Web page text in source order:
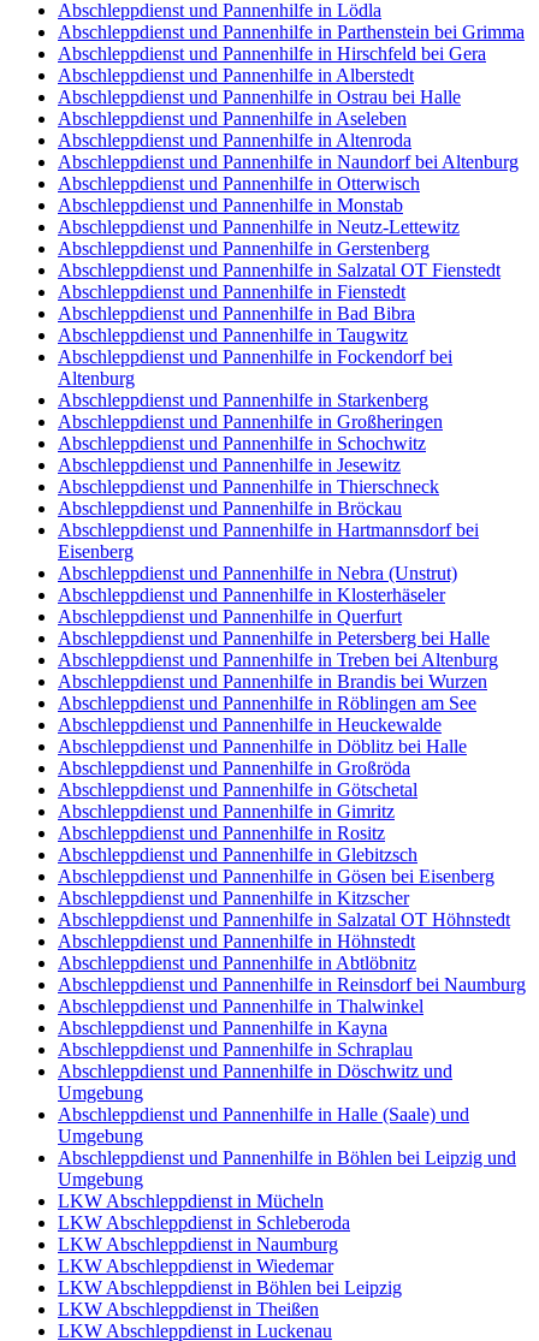
Abschleppdienst und Pannenhilfe in Lödla
Abschleppdienst und Pannenhilfe in Parthenstein bei Grimma
Abschleppdienst und Pannenhilfe in Hirschfeld bei Gera
Abschleppdienst und Pannenhilfe in Alberstedt
Abschleppdienst und Pannenhilfe in Ostrau bei Halle
Abschleppdienst und Pannenhilfe in Aseleben
Abschleppdienst und Pannenhilfe in Altenroda
Abschleppdienst und Pannenhilfe in Naundorf bei Altenburg
Abschleppdienst und Pannenhilfe in Otterwisch
Abschleppdienst und Pannenhilfe in Monstab
Abschleppdienst und Pannenhilfe in Neutz-Lettewitz
Abschleppdienst und Pannenhilfe in Gerstenberg
Abschleppdienst und Pannenhilfe in Salzatal OT Fienstedt
Abschleppdienst und Pannenhilfe in Fienstedt
Abschleppdienst und Pannenhilfe in Bad Bibra
Abschleppdienst und Pannenhilfe in Taugwitz
Abschleppdienst und Pannenhilfe in Fockendorf bei
Altenburg
Abschleppdienst und Pannenhilfe in Starkenberg
Abschleppdienst und Pannenhilfe in Großheringen
Abschleppdienst und Pannenhilfe in Schochwitz
Abschleppdienst und Pannenhilfe in Jesewitz
Abschleppdienst und Pannenhilfe in Thierschneck
Abschleppdienst und Pannenhilfe in Bröckau
Abschleppdienst und Pannenhilfe in Hartmannsdorf bei
Eisenberg
Abschleppdienst und Pannenhilfe in Nebra (Unstrut)
Abschleppdienst und Pannenhilfe in Klosterhäseler
Abschleppdienst und Pannenhilfe in Querfurt
Abschleppdienst und Pannenhilfe in Petersberg bei Halle
Abschleppdienst und Pannenhilfe in Treben bei Altenburg
Abschleppdienst und Pannenhilfe in Brandis bei Wurzen
Abschleppdienst und Pannenhilfe in Röblingen am See
Abschleppdienst und Pannenhilfe in Heuckewalde
Abschleppdienst und Pannenhilfe in Döblitz bei Halle
Abschleppdienst und Pannenhilfe in Großröda
Abschleppdienst und Pannenhilfe in Götschetal
Abschleppdienst und Pannenhilfe in Gimritz
Abschleppdienst und Pannenhilfe in Rositz
Abschleppdienst und Pannenhilfe in Glebitzsch
Abschleppdienst und Pannenhilfe in Gösen bei Eisenberg
Abschleppdienst und Pannenhilfe in Kitzscher
Abschleppdienst und Pannenhilfe in Salzatal OT Höhnstedt
Abschleppdienst und Pannenhilfe in Höhnstedt
Abschleppdienst und Pannenhilfe in Abtlöbnitz
Abschleppdienst und Pannenhilfe in Reinsdorf bei Naumburg
Abschleppdienst und Pannenhilfe in Thalwinkel
Abschleppdienst und Pannenhilfe in Kayna
Abschleppdienst und Pannenhilfe in Schraplau
Abschleppdienst und Pannenhilfe in Döschwitz und
Umgebung
Abschleppdienst und Pannenhilfe in Halle (Saale) und
Umgebung
Abschleppdienst und Pannenhilfe in Böhlen bei Leipzig und
Umgebung
LKW Abschleppdienst in Mücheln
LKW Abschleppdienst in Schleberoda
LKW Abschleppdienst in Naumburg
LKW Abschleppdienst in Wiedemar
LKW Abschleppdienst in Böhlen bei Leipzig
LKW Abschleppdienst in Theißen
LKW Abschleppdienst in Luckenau